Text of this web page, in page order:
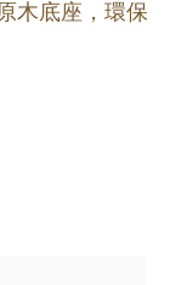
木底座，環保